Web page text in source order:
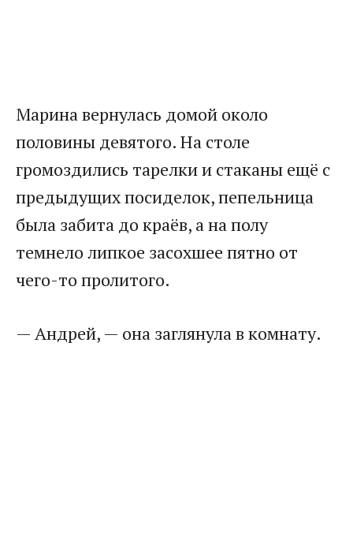
Марина вернулась домой около
половины девятого. На столе
громоздились тарелки и стаканы ещё с
предыдущих посиделок, пепельница
была забита до краёв, а на полу
темнело липкое засохшее пятно от
чего-то пролитого.
— Андрей, — она заглянула в комнату.